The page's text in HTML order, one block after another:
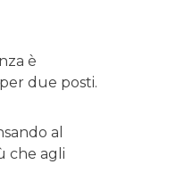
è
due posti.
al
che agli